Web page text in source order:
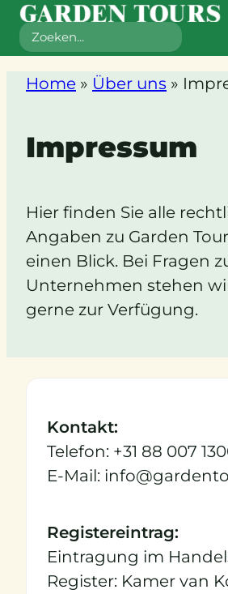
Zum
Zoeken
Home » Über uns »
Impressum
Hier finden Sie alle
Angaben zu Garden
einen Blick. Bei Fragen
Unternehmen stehen
gerne zur Verfügung.
Kontakt:
Telefon: +31 88 007
E-Mail:
Registereintrag:
Eintragung im
Register: Kamer van